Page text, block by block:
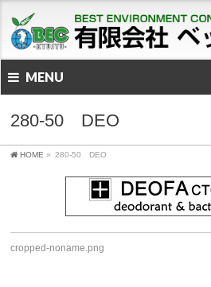
MENU
280-50 DEO
HOME » 280-50 DEO
cropped-noname.png